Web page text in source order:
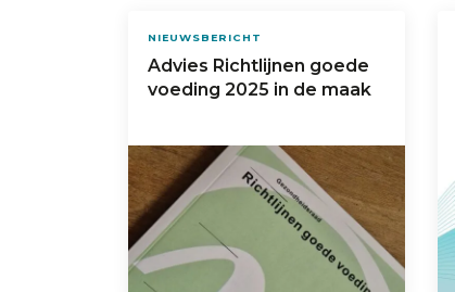
NIEUWSBERICHT
Advies Richtlijnen goede
voeding 2025 in de maak